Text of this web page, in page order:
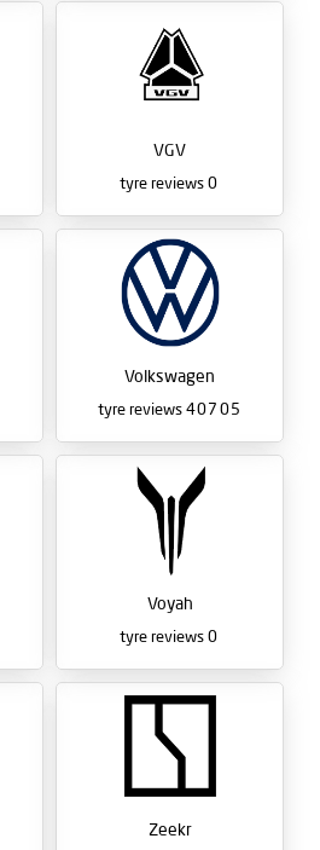
VGV
0
tyre reviews
Volkswagen
40705
Voyah
0
tyre reviews
Zeekr